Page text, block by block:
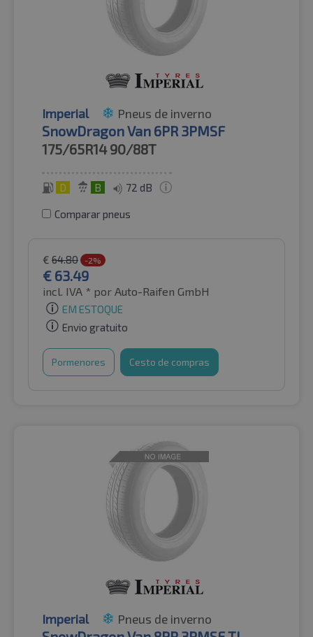
Imperial Pneus de inverno
SnowDragon Van 6PR 3PMSF
175/65R14 90/88T
D B 72 dB
Comparar pneus
€ 64.80 -2%
€ 63.49
incl. IVA * por Auto-Raifen GmbH
EM ESTOQUE
Envio gratuito
Pormenores Cesto de compras
Imperial Pneus de inverno